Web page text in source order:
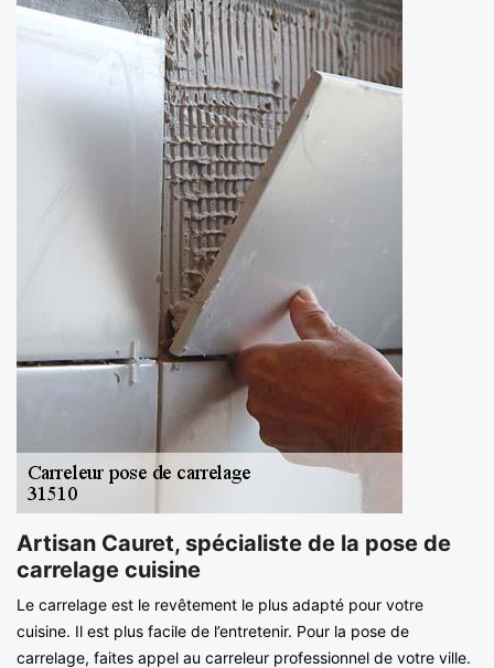
Artisan Cauret, spécialiste de la pose de
carrelage cuisine
Le carrelage est le revêtement le plus adapté pour votre
cuisine. Il est plus facile de l’entretenir. Pour la pose de
carrelage, faites appel au carreleur professionnel de votre ville.